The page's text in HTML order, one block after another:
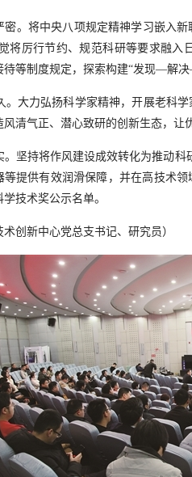
密。将中央八项规定精神学习嵌入
将厉行节约、规范科研等要求融
等制度规定，探索构建“发现—解
大力弘扬科学家精神，开展老科
清气正、潜心致研的创新生态，让
坚持将作风建设成效转化为推动
提供有效润滑保障，并在高技术
技术奖公示名单。
创新中心党总支书记、研究员）